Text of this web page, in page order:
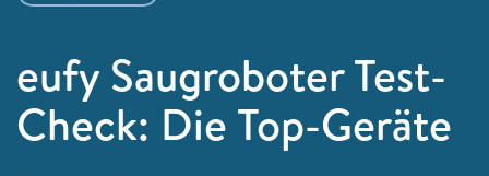
eufy Saugroboter Test-
Check: Die Top-Geräte